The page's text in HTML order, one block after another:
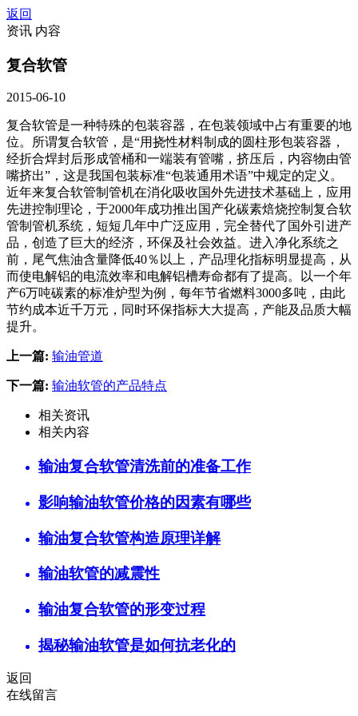
返回
资讯 内容
复合软管
2015-06-10
复合软管是一种特殊的包装容器，在包装领域中占有重要的地
位。所谓复合软管，是“用挠性材料制成的圆柱形包装容器，
经折合焊封后形成管桶和一端装有管嘴，挤压后，内容物由管
嘴挤出”，这是我国包装标准“包装通用术语”中规定的定义。
近年来复合软管制管机在消化吸收国外先进技术基础上，应用
先进控制理论，于2000年成功推出国产化碳素焙烧控制复合软
管制管机系统，短短几年中广泛应用，完全替代了国外引进产
品，创造了巨大的经济，环保及社会效益。进入净化系统之
前，尾气焦油含量降低40％以上，产品理化指标明显提高，从
而使电解铝的电流效率和电解铝槽寿命都有了提高。以一个年
产6万吨碳素的标准炉型为例，每年节省燃料3000多吨，由此
节约成本近千万元，同时环保指标大大提高，产能及品质大幅
提升。
上一篇: 输油管道
下一篇: 输油软管的产品特点
相关资讯
相关内容
输油复合软管清洗前的准备工作
影响输油软管价格的因素有哪些
输油复合软管构造原理详解
输油软管的减震性
输油复合软管的形变过程
揭秘输油软管是如何抗老化的
返回
在线留言